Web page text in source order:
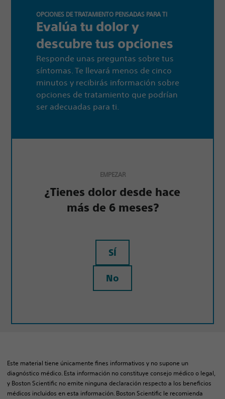
OPCIONES DE TRATAMIENTO PENSADAS PARA TI
Evalúa tu dolor y
descubre tus opciones
Responde unas preguntas sobre tus
síntomas. Te llevará menos de cinco
minutos y recibirás información sobre
opciones de tratamiento que podrían
ser adecuadas para ti.
EMPEZAR
¿Tienes dolor desde hace
más de 6 meses?
SÍ
No
Este material tiene únicamente fines informativos y no supone un
diagnóstico médico. Esta información no constituye consejo médico o legal,
y Boston Scientific no emite ninguna declaración respecto a los beneficios
médicos incluidos en esta información. Boston Scientific le recomienda